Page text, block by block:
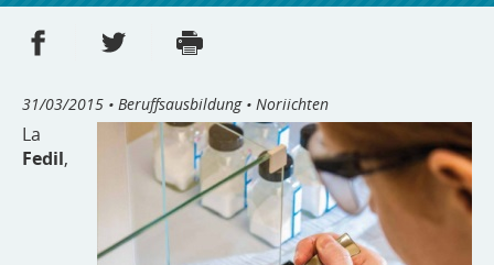
Partager sur Facebook
Partager sur Twitter
31/03/2015 • Beruffsausbildung • Noriichten
La
Fedil,